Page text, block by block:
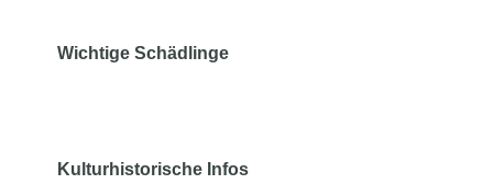
Wichtige Schädlinge
Kulturhistorische Infos